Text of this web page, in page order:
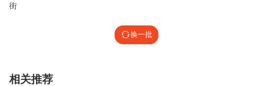
街
换一批
相关推荐